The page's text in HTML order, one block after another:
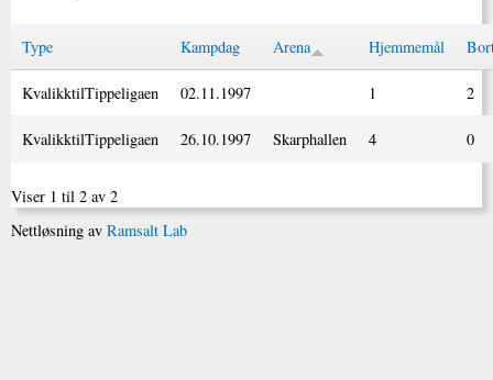
Type Kampdag Arena Hjemmemål
KvalikktilTippeligaen 02.11.1997 1 2
KvalikktilTippeligaen 26.10.1997 Skarphallen 4 0
Viser 1 til 2 av 2
Nettløsning av Ramsalt Lab